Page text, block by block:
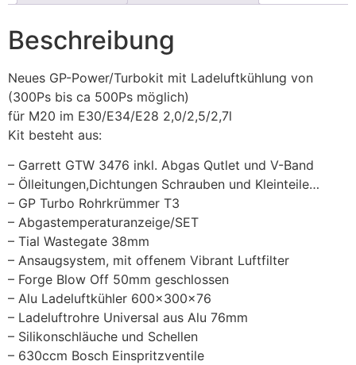
Beschreibung
Neues GP-Power/Turbokit mit Ladeluftkühlung von
(300Ps bis ca 500Ps möglich)
für M20 im E30/E34/E28 2,0/2,5/2,7l
Kit besteht aus:
– Garrett GTW 3476 inkl. Abgas Qutlet und V-Band
– Ölleitungen,Dichtungen Schrauben und Kleinteile…
– GP Turbo Rohrkrümmer T3
– Abgastemperaturanzeige/SET
– Tial Wastegate 38mm
– Ansaugsystem, mit offenem Vibrant Luftfilter
– Forge Blow Off 50mm geschlossen
– Alu Ladeluftkühler 600x300x76
– Ladeluftrohre Universal aus Alu 76mm
– Silikonschläuche und Schellen
– 630ccm Bosch Einspritzventile